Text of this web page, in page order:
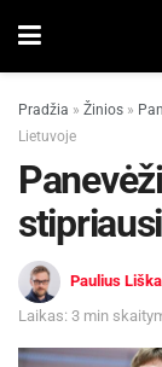
Pradžia » Žinios »
Lietuvoje
Paulius
Laikas: 3 min